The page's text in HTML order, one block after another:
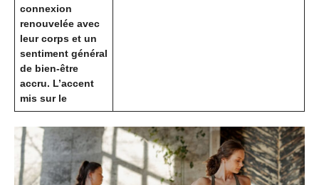
connexion
renouvelée avec
leur corps et un
sentiment général
de bien-être
accru. L’accent
mis sur le